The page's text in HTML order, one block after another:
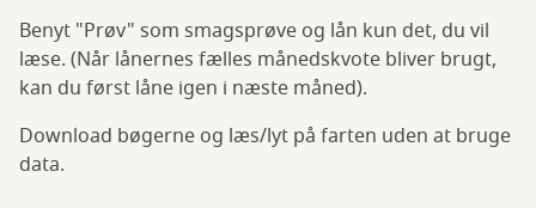
Benyt "Prøv" som smagsprøve og lån kun det, du vil
læse. (Når lånernes fælles månedskvote bliver brugt,
kan du først låne igen i næste måned).
Download bøgerne og læs/lyt på farten uden at bruge
data.